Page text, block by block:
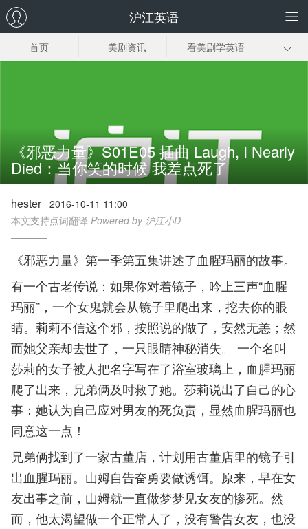
沪江英语
首页 美剧资讯 看美剧学英语
《邪恶力量》S01E05 插曲 Laugh, I Nearly
Died：当你笑的时候 我差点死了
hester 2016-10-11 11:00
本文支持点词翻译 Powered by 沪江小D
《邪恶力量》第一季第五集讲述了血腥玛丽的故事。
有一个古老传说：如果你对着镜子，吟上三声“血腥
玛丽”，一个女鬼就会从镜子里爬出来，挖去你的眼
睛。莉莉不信这个邪，按照说的做了，安然无恙；然
而她父亲却去世了，一只眼睛神秘消失。 一个名叫
莎莉的女子被人把名字写在了浴室玻璃上，血腥玛丽
爬了出来，兄弟俩及时救了她。莎莉说出了自己的心
事：她认为自己应对男友的死负责，显然血腥玛丽也
同意这一点！
兄弟俩找到了一家古董店，计划用古董店里的镜子引
出血腥玛丽。山姆自告奋勇要做诱饵。原来，早在女
友出事之前，山姆就一直做梦梦见女友的惨死。然
而，他太渴望做一个正常人了，没有警告女友，也没